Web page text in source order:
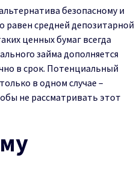
безопасному и
средней депозитарной
ценных бумаг всегда
займа дополняется
в срок. Потенциальный
в одном случае –
не рассматривать этот